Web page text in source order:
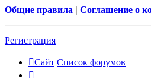
Общие правила | Соглашение о
Регистрация
Сайт Список форумов